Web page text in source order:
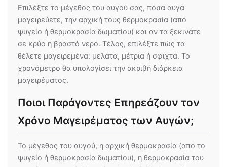
Επιλέξτε το μέγεθος του αυγού σας, πόσα αυγά
μαγειρεύετε, την αρχική τους θερμοκρασία (από
ψυγείο ή θερμοκρασία δωματίου) και αν τα ξεκινάτε
σε κρύο ή βραστό νερό. Τέλος, επιλέξτε πώς τα
θέλετε μαγειρεμένα: μελάτα, μέτρια ή σφιχτά. Το
χρονόμετρο θα υπολογίσει την ακριβή διάρκεια
μαγειρέματος.
Ποιοι Παράγοντες Επηρεάζουν τον
Χρόνο Μαγειρέματος των Αυγών;
Το μέγεθος του αυγού, η αρχική θερμοκρασία (από το
ψυγείο ή θερμοκρασία δωματίου), η θερμοκρασία του